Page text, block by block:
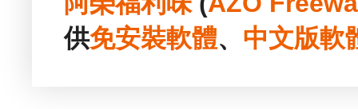
供免安裝軟體、 中文版軟